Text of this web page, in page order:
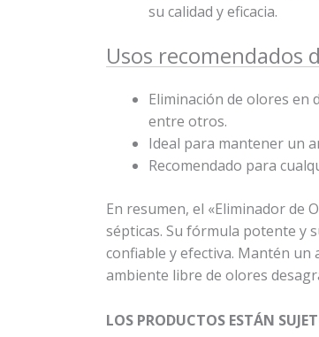
su calidad y eficacia.
Usos recomendados
Eliminación de olores en
entre otros.
Ideal para mantener un
Recomendado para
En resumen, el «Eliminador de
sépticas. Su fórmula potente y
confiable y efectiva. Mantén un
ambiente libre de olores
LOS PRODUCTOS ESTÁN